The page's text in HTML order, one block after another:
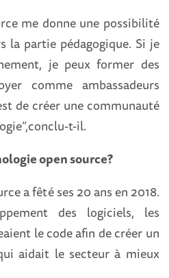
me donne une possibilité
la partie pédagogique. Si je
je peux former des
comme ambassadeurs
de créer une communauté
t-il.
open source?
a fêté ses 20 ans en 2018.
des logiciels, les
le code afin de créer un
aidait le secteur à mieux